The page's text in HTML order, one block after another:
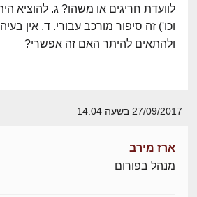
לוועדת חריגים או משהו? ג. להוציא
וכו') זה סיפור מורכב עבורי. ד. אין
ולהתאים להיתר האם זה אפשרי?
27/09/2017 בשעה 14:04
ארז מירב
מנהל בפורום